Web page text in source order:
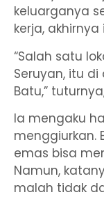
keluarganya
kerja,
“Salah satu
Seruyan, itu
Batu,”
Ia mengaku
menggiurkan.
emas bisa
Namun,
malah tidak